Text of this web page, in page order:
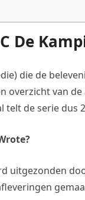
De
die de
overzicht van
telt de serie dus
uitgezonden